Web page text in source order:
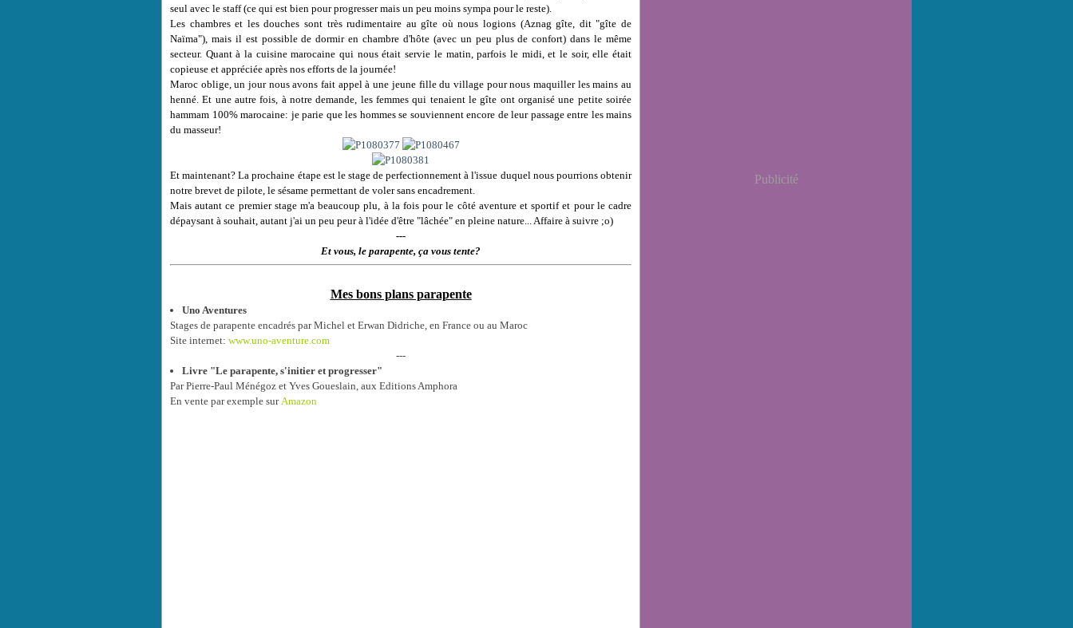
seul avec le staff (ce qui est bien pour progresser mais un peu moins sympa pour le reste).
Les chambres et les douches sont très rudimentaire au gîte où nous logions (Aznag gîte, dit "gîte de
Naïma"), mais il est possible de dormir en chambre d'hôte (avec un peu plus de confort) dans le même
secteur. Quant à la cuisine marocaine qui nous était servie le matin, parfois le midi, et le soir, elle était
copieuse et appréciée après nos efforts de la journée!
Maroc oblige, un jour nous avons fait appel à une jeune fille du village pour nous maquiller les mains au
henné. Et une autre fois, à notre demande, les femmes qui tenaient le gîte ont organisé une petite soirée
hammam 100% marocaine: je parie que les hommes se souviennent encore de leur passage entre les mains
du masseur!
Et maintenant? La prochaine étape est le stage de perfectionnement à l'issue duquel nous pourrions obtenir
notre brevet de pilote, le sésame permettant de voler sans encadrement.
Mais autant ce premier stage m'a beaucoup plu, à la fois pour le côté aventure et sportif et pour le cadre
dépaysant à souhait, autant j'ai un peu peur à l'idée d'être "lâchée" en pleine nature... Affaire à suivre ;o)
---
Et vous, le parapente, ça vous tente?
Mes bons plans parapente
Uno Aventures
Stages de parapente encadrés par Michel et Erwan Didriche, en France ou au Maroc
Site internet: www.uno-aventure.com
---
Livre "Le parapente, s'initier et progresser"
Par Pierre-Paul Ménégoz et Yves Goueslain, aux Editions Amphora
En vente par exemple surAmazon
Publicité